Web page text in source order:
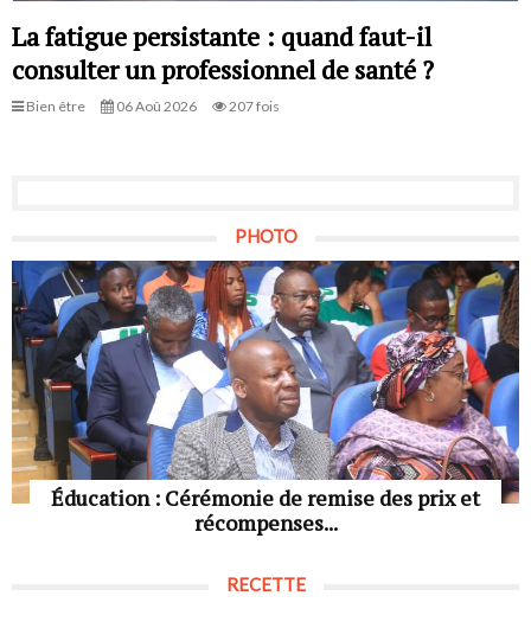
La fatigue persistante : quand faut-il
consulter un professionnel de santé ?
Bien être 06 Aoû 2026 207 fois
PHOTO
Éducation : Cérémonie de remise des prix et
récompenses...
RECETTE